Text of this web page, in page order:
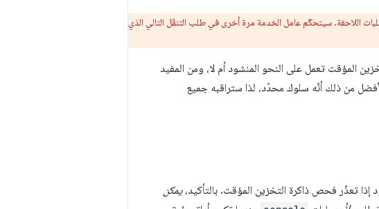
اللاحقة. سيتحكّم عامل الخدمة مرة أخرى في طلب التنقّل التالي الذي
المؤقت تعمل على النحو المنشود أم لا، ومن المفيد
من ذلك أنّه سلوك محدّد، لذا ستراقبه جميع
تعذّر فحص ذاكرة التخزين المؤقت. بالتأكيد،يمكن